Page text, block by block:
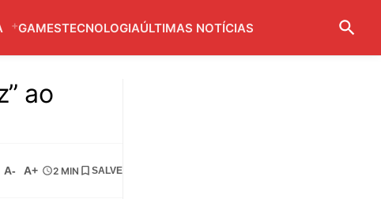
GAMESTECNOLOGIAÚLTIMAS NOTÍCIAS
ao
A- A+ 2 MIN SALVE